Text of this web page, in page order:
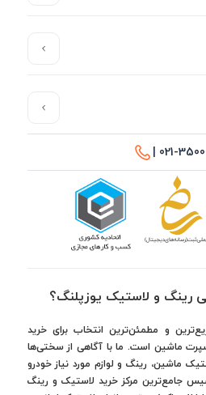
021-
رینگ و لاستیک یوزپلنگ؟
و مطمئن‌ترین انتخاب برای خرید
ماشین است. ما با آگاهی از سختی‌ها
ماشین، رینگ و لوازم مورد نیاز خودرو
جامع‌ترین مرکز خرید لاستیک و رینگ